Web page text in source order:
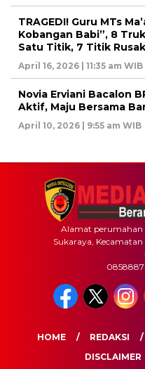
TRAGEDI! Guru MTs
Kobangan Babi”, 8
Satu Titik, 7 Titik
April 16, 2026 | 11:35 am WIB
Novia Erviani Bacalon
Aktif, Maju Bersama
April 10, 2026 | 9:55 am WIB
Alamat perumahan
Sukaraya,
HOME REDAKSI
DISCLAIMER